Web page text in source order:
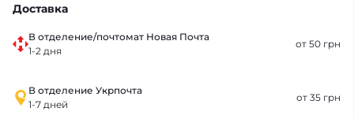
Доставка
В отделение/почтомат Новая Почта
1-2 дня
от 50 грн
В отделение Укрпочта
1-7 дней
от 35 грн